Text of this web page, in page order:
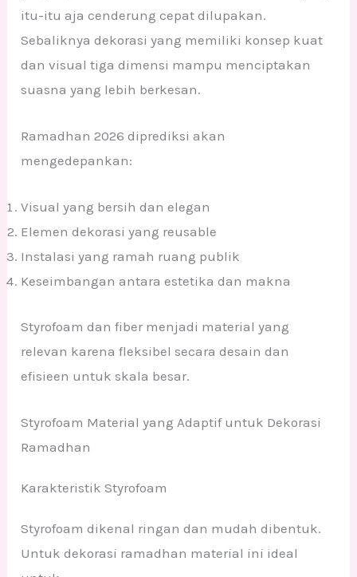
itu-itu aja cenderung cepat dilupakan.
Sebaliknya dekorasi yang memiliki konsep kuat
dan visual tiga dimensi mampu menciptakan
suasna yang lebih berkesan.
Ramadhan 2026 diprediksi akan
mengedepankan:
Visual yang bersih dan elegan
Elemen dekorasi yang reusable
Instalasi yang ramah ruang publik
Keseimbangan antara estetika dan makna
Styrofoam dan fiber menjadi material yang
relevan karena fleksibel secara desain dan
efisieen untuk skala besar.
Styrofoam Material yang Adaptif untuk Dekorasi
Ramadhan
Karakteristik Styrofoam
Styrofoam dikenal ringan dan mudah dibentuk.
Untuk dekorasi ramadhan material ini ideal